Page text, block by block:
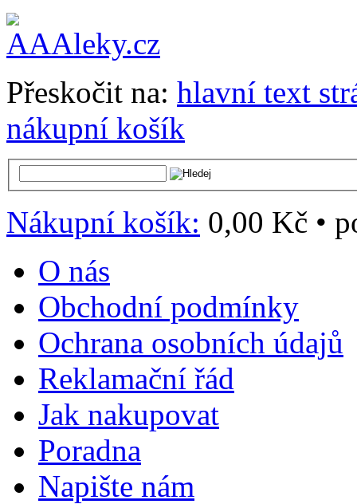
Přeskočit na: hlavní text
nákupní košík
Nákupní košík: 0,00 Kč •
O nás
Obchodní podmínky
Ochrana osobních údajů
Reklamační řád
Jak nakupovat
Poradna
Napište nám